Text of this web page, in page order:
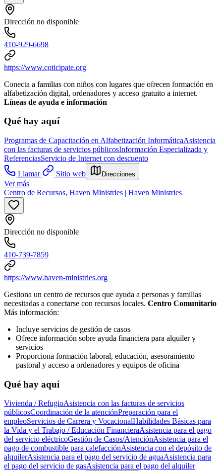
Dirección no disponible
410-929-6698
https://www.coticipate.org
Conecta a familias con niños con lugares que ofrecen formación en
alfabetización digital, ordenadores y acceso gratuito a internet.
Líneas de ayuda e información
Qué hay aquí
Programas de Capacitación en Alfabetización InformáticaAsistencia
con las facturas de servicios públicosInformación Especializada y
ReferenciasServicio de Internet con descuento
Llamar
Sitio web Direcciones
Ver más
Centro de Recursos, Haven Ministries | Haven Ministries
Dirección no disponible
410-739-7859
https://www.haven-ministries.org
Gestiona un centro de recursos que ayuda a personas y familias
necesitadas a conectarse con recursos locales. Centro Comunitario
Más información:
Incluye servicios de gestión de casos
Ofrece información sobre ayuda financiera para alquiler y
servicios
Proporciona formación laboral, educación, asesoramiento
pastoral y acceso a ordenadores y equipos de oficina
Qué hay aquí
Vivienda / RefugioAsistencia con las facturas de servicios
públicosCoordinación de la atenciónPreparación para el
empleoServicios de Carrera y VocacionalHabilidades Básicas para
la Vida y el Trabajo / Educación FinancieraAsistencia para el pago
del servicio eléctricoGestión de Casos/AtenciónAsistencia para el
pago de combustible para calefacciónAsistencia con el depósito de
alquilerAsistencia para el pago del servicio de aguaAsistencia para
el pago del servicio de gasAsistencia para el pago del alquiler